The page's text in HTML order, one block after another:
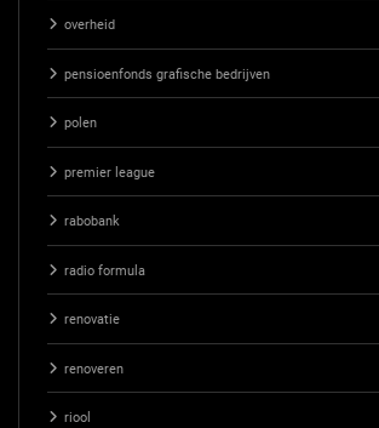
overheid
pensioenfonds grafische bedrijven
polen
premier league
rabobank
radio formula
renovatie
renoveren
riool